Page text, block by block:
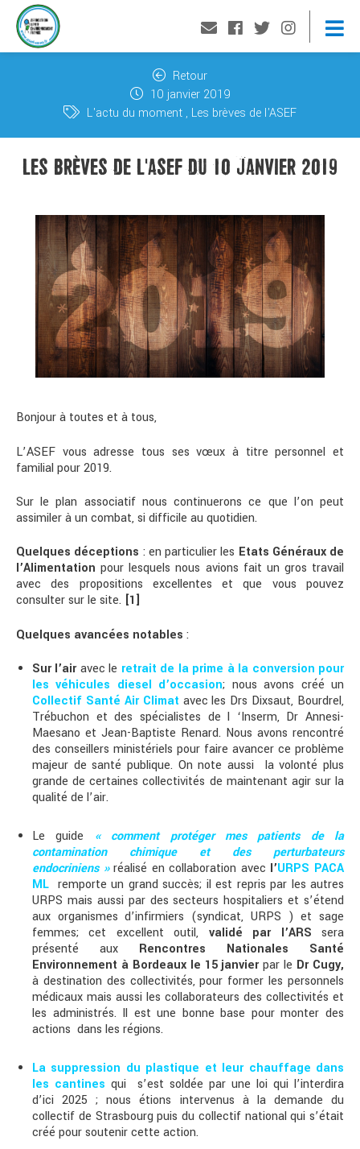
Retour
10 janvier 2019
L'actu du moment Les brèves de l'ASEF
LES BRÈVES DE L'ASEF DU 10 JANVIER 2019
Bonjour à toutes et à tous,
L’ASEF vous adresse tous ses vœux à titre personnel et
familial pour 2019.
Sur le plan associatif nous continuerons ce que l’on peut
assimiler à un combat, si difficile au quotidien.
Quelques déceptions : en particulier les Etats Généraux de
l’Alimentation pour lesquels nous avions fait un gros travail
avec des propositions excellentes et que vous pouvez
consulter sur le site. [1]
Quelques avancées notables :
Sur l’airavec le retrait de la prime à la conversion pour
les véhicules diesel d’occasion; nous avons créé un
Collectif Santé Air Climat avec les Drs Dixsaut, Bourdrel,
Trébuchon et des spécialistes de l ‘Inserm, Dr Annesi-
Maesano et Jean-Baptiste Renard. Nous avons rencontré
des conseillers ministériels pour faire avancer ce problème
majeur de santé publique. On note aussi la volonté plus
grande de certaines collectivités de maintenant agir sur la
qualité de l’air.
Le guide « comment protéger mes patients de la
contamination chimique et des perturbateurs
endocriniens »réalisé en collaboration avec l’URPS PACA
ML remporte un grand succès; il est repris par les autres
URPS mais aussi par des secteurs hospitaliers et s’étend
aux organismes d’infirmiers (syndicat, URPS ) et sage
femmes; cet excellent outil, validé par l’ARS sera
présenté aux Rencontres Nationales Santé
Environnement à Bordeaux le 15 janvierpar le Dr Cugy,
à destination des collectivités, pour former les personnels
médicaux mais aussi les collaborateurs des collectivités et
les administrés. Il est une bonne base pour monter des
actions dans les régions.
La suppression du plastique et leur chauffage dans
les cantines qui s’est soldée par une loi qui l’interdira
d’ici 2025 ; nous étions intervenus à la demande du
collectif de Strasbourg puis du collectif national qui s’était
créé pour soutenir cette action.